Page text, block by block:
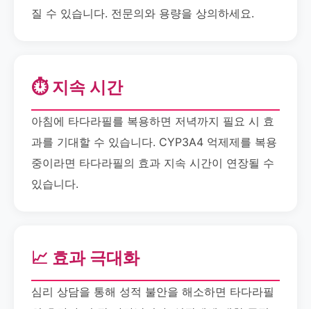
질 수 있습니다. 전문의와 용량을 상의하세요.
⏱️ 지속 시간
아침에 타다라필를 복용하면 저녁까지 필요 시 효
과를 기대할 수 있습니다. CYP3A4 억제제를 복용
중이라면 타다라필의 효과 지속 시간이 연장될 수
있습니다.
📈 효과 극대화
심리 상담을 통해 성적 불안을 해소하면 타다라필